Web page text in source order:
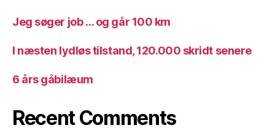
Jeg søger job … og går 100 km
I næsten lydløs tilstand, 120.000 skridt senere
6 års gåbilæum
Recent Comments